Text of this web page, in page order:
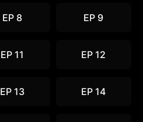
EP 8 EP 9
EP 11 EP 12
EP 13 EP 14